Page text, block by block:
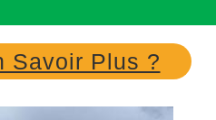
Savoir Plus ?